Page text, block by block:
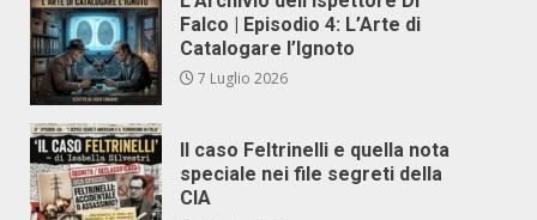
Falco | Episodio 4: L’Arte di
Catalogare l’Ignoto
7 Luglio 2026
Il caso Feltrinelli e quella nota
speciale nei file segreti della
CIA